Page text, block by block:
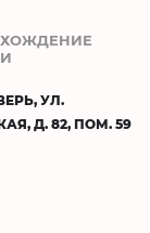
УЛ.
Д. 82, ПОМ. 59